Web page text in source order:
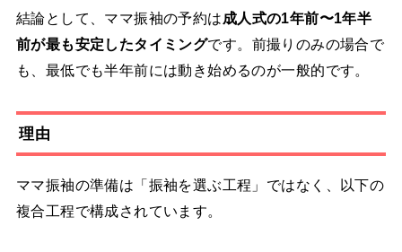
結論として、ママ振袖の予約は成人式の1年前〜1年半
前が最も安定したタイミングです。前撮りのみの場合で
も、最低でも半年前には動き始めるのが一般的です。
理由
ママ振袖の準備は「振袖を選ぶ工程」ではなく、以下の
複合工程で構成されています。